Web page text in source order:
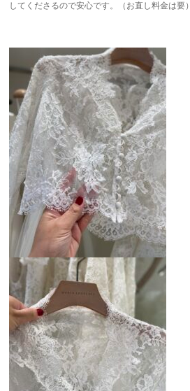
してくださるので安心です。（お直し料金は要）